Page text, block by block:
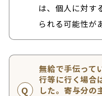
は、個人に対す
られる可能性が
無給で手伝って
行等に行く場合
した。寄与分の